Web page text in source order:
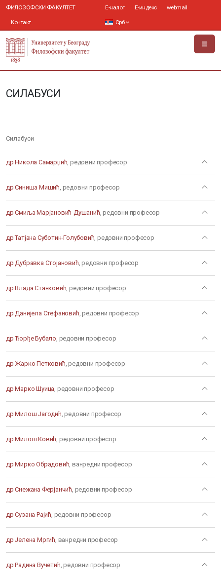
ФИЛОЗОФСКИ ФАКУЛТЕТ
Контакт
Е-налог Е-индекс webmail
Срб
СИЛАБУСИ
Силабуси
др Никола Самарџић, редовни професор
др Синиша Мишић, редовни професор
др Смиља Марјановић-Душанић, редовни професор
др Татјана Суботин-Голубовић, редовни професор
др Дубравка Стојановић, редовни професор
др Влада Станковић, редовни професор
др Данијела Стефановић, редовни професор
др Ђорђе Бубало, редовни професор
др Жарко Петковић, редовни професор
др Марко Шуица, редовни професор
др Милош Јагодић, редовни професор
др Милош Ковић, редовни професор
др Мирко Обрадовић, ванредни професор
др Снежана Ферјанчић, редовни професор
др Сузана Рајић, редовни професор
др Јелена Мргић, ванредни професор
др Радина Вучетић, редовни професор